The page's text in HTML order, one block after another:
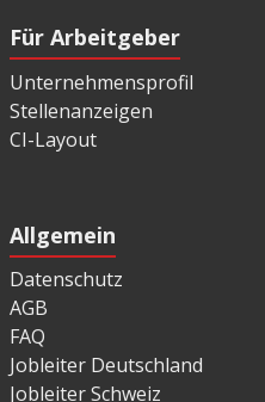
Für Arbeitgeber
Unternehmensprofil
Stellenanzeigen
CI-Layout
Allgemein
Datenschutz
AGB
FAQ
Jobleiter Deutschland
Jobleiter Schweiz